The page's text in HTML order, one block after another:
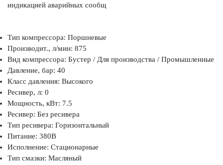
индикацией аварийных сообщ
Тип компрессора: Поршневые
Производит., л/мин: 875
Вид компрессора: Бустер / Для производства / Промышленные
Давление, бар: 40
Класс давления: Высокого
Ресивер, л: 0
Мощность, кВт: 7.5
Ресивер: Без ресивера
Тип ресивера: Горизонтальный
Питание: 380В
Исполнение: Стационарные
Тип смазки: Масляный